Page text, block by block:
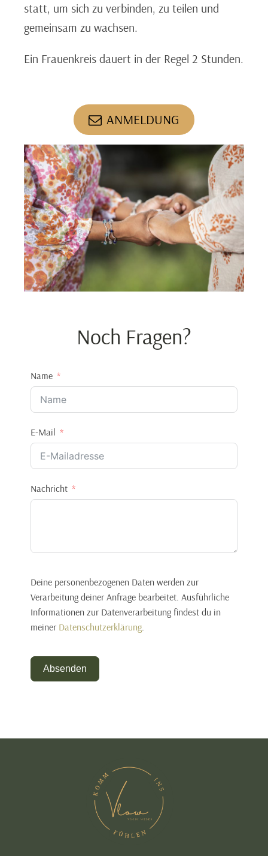
statt, um sich zu verbinden, zu teilen und
gemeinsam zu wachsen.
Ein Frauenkreis dauert in der Regel 2 Stunden.
ANMELDUNG
Noch Fragen?
Name
E-Mail
Nachricht
Deine personenbezogenen Daten werden zur
Verarbeitung deiner Anfrage bearbeitet. Ausführliche
Informationen zur Datenverarbeitung findest du in
meiner Datenschutzerklärung.
Absenden